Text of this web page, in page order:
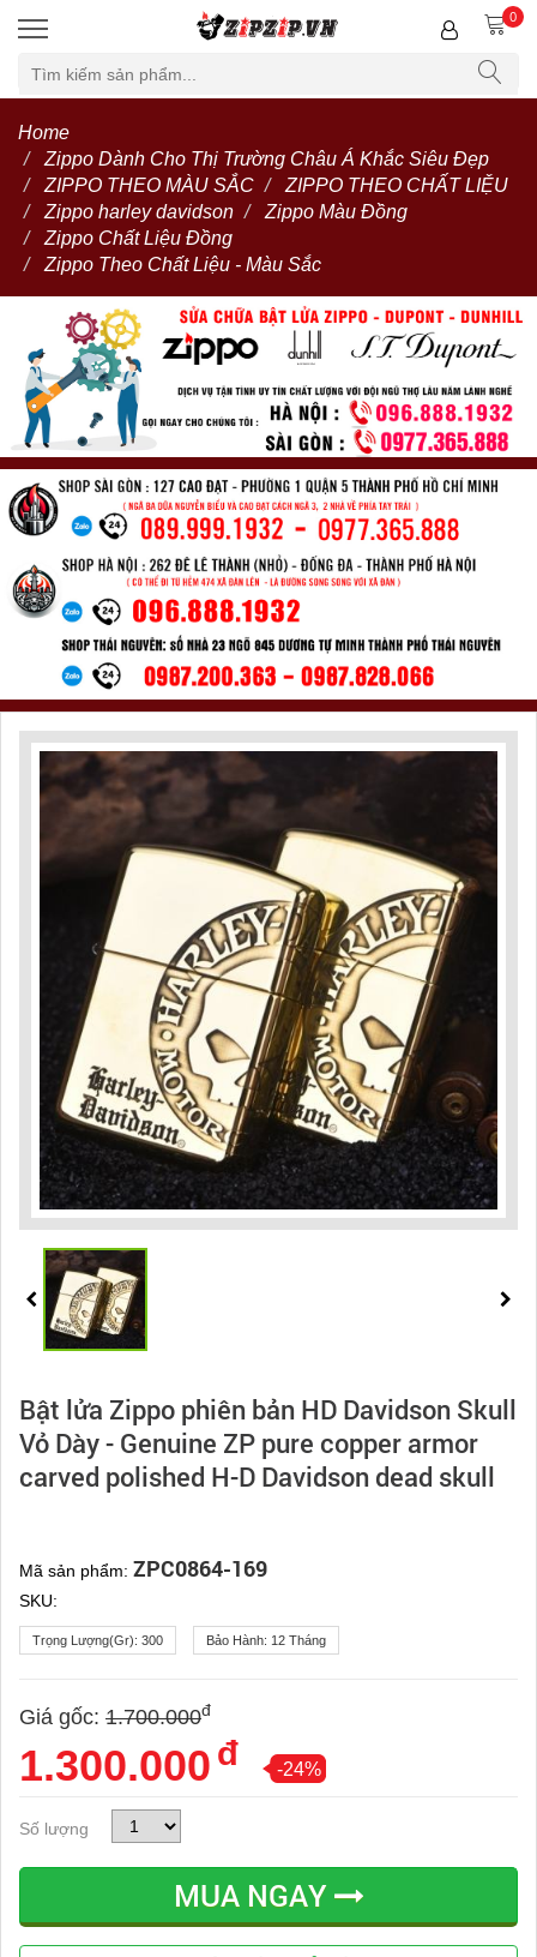
0
Home
Zippo Dành Cho Thị Trường Châu Á Khắc Siêu Đẹp
ZIPPO THEO MÀU SẮC
ZIPPO THEO CHẤT LIỆU
Zippo harley davidson
Zippo Màu Đồng
Zippo Chất Liệu Đồng
Zippo Theo Chất Liệu - Màu Sắc
Bật lửa Zippo phiên bản HD Davidson Skull
Vỏ Dày - Genuine ZP pure copper armor
carved polished H-D Davidson dead skull
Mã sản phẩm: ZPC0864-169
SKU:
Trọng Lượng(gr): 300 Bảo Hành: 12 Tháng
Giá gốc: 1.700.000đ
1.300.000 đ -24%
Số lượng
MUA NGAY